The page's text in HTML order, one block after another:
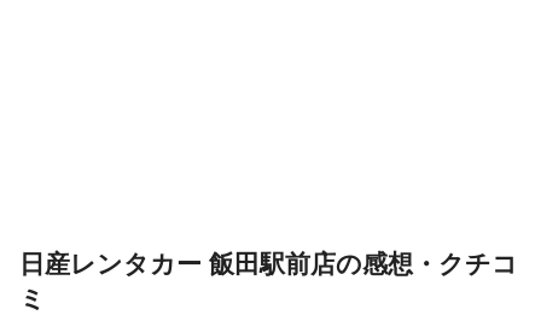
日産レンタカー 飯田駅前店の感想・クチコ
ミ